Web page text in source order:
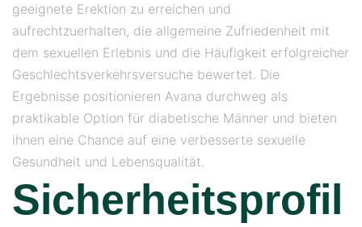
geeignete Erektion zu erreichen und
aufrechtzuerhalten, die allgemeine Zufriedenheit mit
dem sexuellen Erlebnis und die Häufigkeit erfolgreicher
Geschlechtsverkehrsversuche bewertet. Die
Ergebnisse positionieren Avana durchweg als
praktikable Option für diabetische Männer und bieten
ihnen eine Chance auf eine verbesserte sexuelle
Gesundheit und Lebensqualität.
Sicherheitsprofil